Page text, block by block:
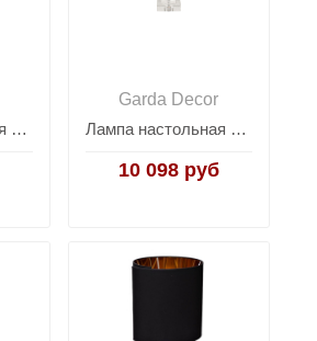
Лампа настольная (белый абажур) 22-88657
Garda Decor
Лампа настольная (серебряный абажур) X387275
10 098 руб